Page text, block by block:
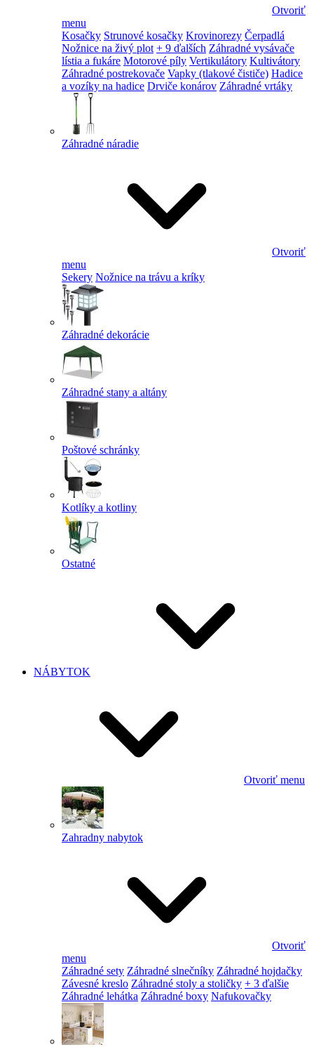
Otvoriť
menu
Kosačky Strunové kosačky Krovinorezy Čerpadlá
Nožnice na živý plot + 9 ďalších Záhradné vysávače
lístia a fukáre Motorové píly Vertikulátory Kultivátory
Záhradné postrekovače Vapky (tlakové čističe) Hadice
a vozíky na hadice Drviče konárov Záhradné vrtáky
Záhradné náradie
Otvoriť
menu
Sekery Nožnice na trávu a kríky
Záhradné dekorácie
Záhradné stany a altány
Poštové schránky
Kotlíky a kotliny
Ostatné
NÁBYTOK
Otvoriť menu
Zahradny nabytok
Otvoriť
menu
Záhradné sety Záhradné slnečníky Záhradné hojdačky
Závesné kreslo Záhradné stoly a stoličky + 3 ďalšie
Záhradné lehátka Záhradné boxy Nafukovačky